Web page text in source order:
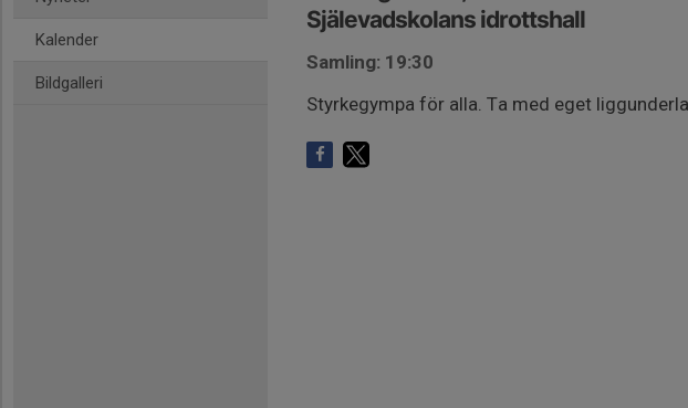
Kalender
Bildgalleri
Själevadskolans idrottshall
Samling: 19:30
Styrkegympa för alla. Ta med eget